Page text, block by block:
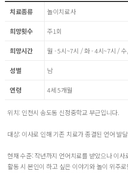
치료종류 놀이치료사
희망횟수 주1회
희망시간 월 - 5시~7시 / 화 - 4시~7시 /
성별 남
연령 4세 5개월
위치: 인천시 송도동 신정중학교 부근입니다.
대상: 이사로 인해 기존 치료가 종결된 언어 발
현재 수준: 작년까지 언어치료를 받았으나 이
활동 시 본인이 하고 싶은 이야기와 놀이 위주